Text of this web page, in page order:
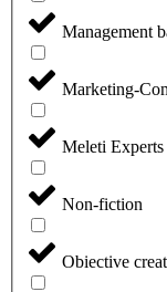
Management
Marketing-
Meleti Experts
Non-fiction
Obiective